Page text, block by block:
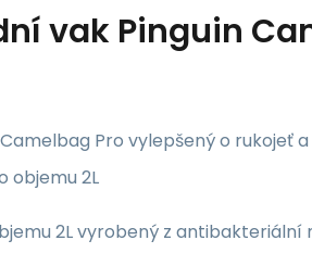
vak Pinguin
Pro vylepšený o rukojeť
objemu 2L
2L vyrobený z antibakteriální